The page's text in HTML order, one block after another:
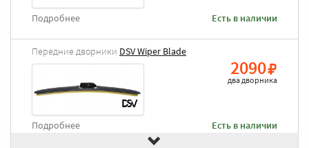
Есть в наличии
Подробнее
Передние дворники DSV Wiper Blade
2090
два дворника
Есть в наличии
Подробнее